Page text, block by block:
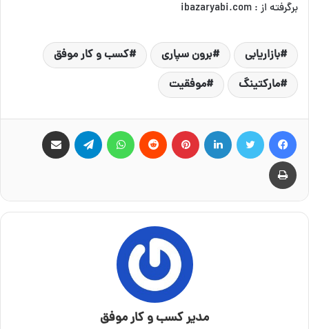
برگرفته از : ibazaryabi.com
بازاریابی برون سپاری
کسب و کار موفق
مارکتینگ
موفقیت
فیس بوک توییتر لینکدین ‫پین‌ترست ‫رددیت واتس آپ تلگرام
چاپ
مدیر کسب و کار موفق